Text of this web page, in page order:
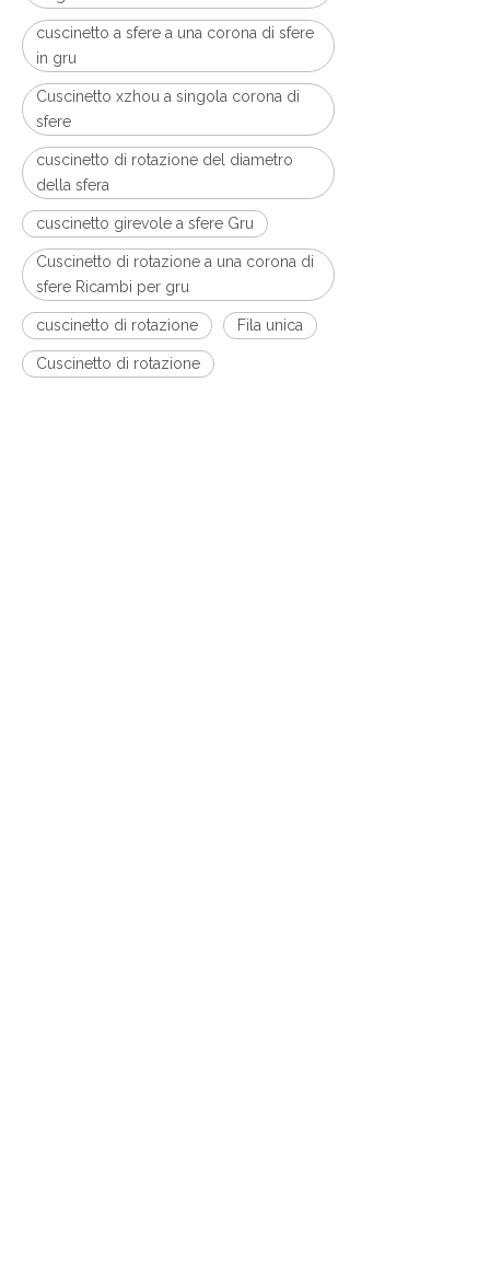
cuscinetto a sfere a una corona di sfere
in gru
Cuscinetto xzhou a singola corona di
sfere
cuscinetto di rotazione del diametro
della sfera
cuscinetto girevole a sfere Gru
Cuscinetto di rotazione a una corona di
sfere Ricambi per gru
cuscinetto di rotazione Fila unica
Cuscinetto di rotazione